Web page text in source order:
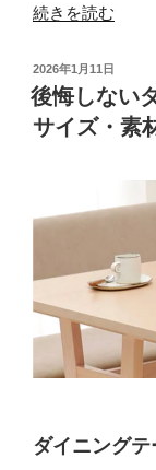
“失
し
な
い
新
家
選
｜
家
続きを読む
投
稿
日:
2026年1月11日
後悔しない
サイズ・素
ダイニング